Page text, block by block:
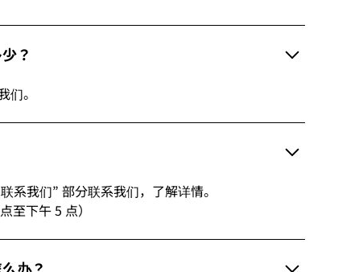
？
。
系我们” 部分联系我们，了解详情。
下午 5 点）